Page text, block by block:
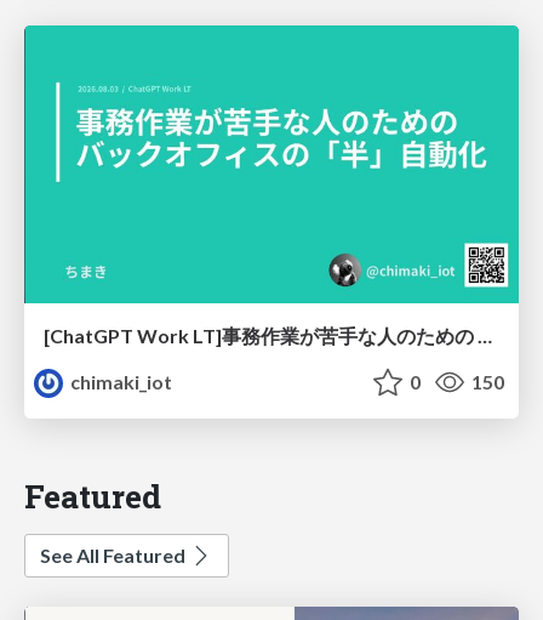
[ChatGPT Work LT]事務作業が苦手な人のための バックオフィスの「半」自動化
chimaki_iot
0 150
Featured
See All Featured